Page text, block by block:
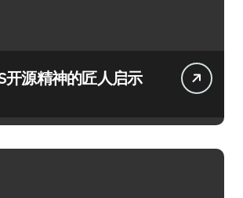
开源精神的匠人启示